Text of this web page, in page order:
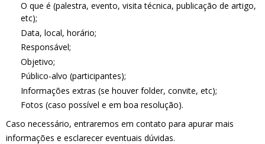
O que é (palestra, evento, visita técnica, publicação de artigo,
etc);
Data, local, horário;
Responsável;
Objetivo;
Público-alvo (participantes);
Informações extras (se houver folder, convite, etc);
Fotos (caso possível e em boa resolução).
Caso necessário, entraremos em contato para apurar mais
informações e esclarecer eventuais dúvidas.